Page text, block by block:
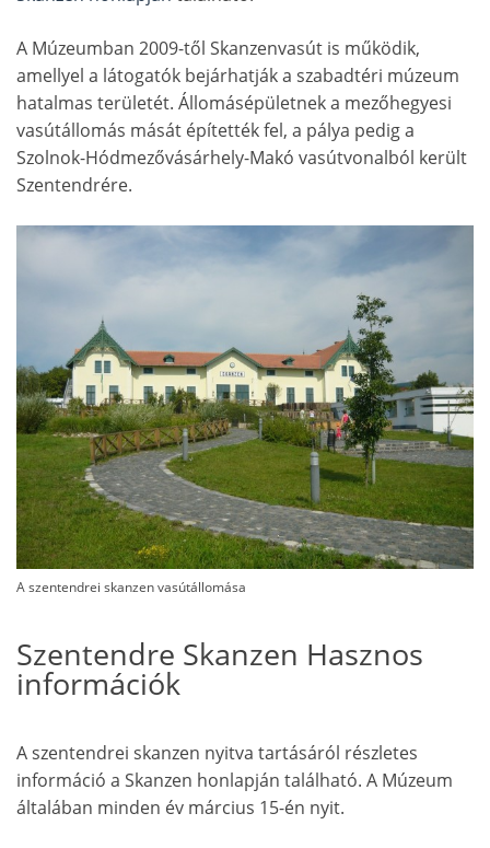
A Múzeumban 2009-től Skanzenvasút is működik,
amellyel a látogatók bejárhatják a szabadtéri múzeum
hatalmas területét. Állomásépületnek a mezőhegyesi
vasútállomás mását építették fel, a pálya pedig a
Szolnok-Hódmezővásárhely-Makó vasútvonalból került
Szentendrére.
A szentendrei skanzen vasútállomása
Szentendre Skanzen Hasznos
információk
A szentendrei skanzen nyitva tartásáról részletes
információ a Skanzen honlapján található. A Múzeum
általában minden év március 15-én nyit.